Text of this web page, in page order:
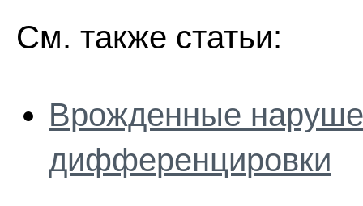
См. также статьи:
Врожденные
дифференцировки